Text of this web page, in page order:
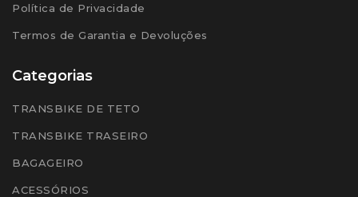
Política de Privacidade
Termos de Garantia e Devoluções
Categorias
TRANSBIKE DE TETO
TRANSBIKE TRASEIRO
BAGAGEIRO
ACESSÓRIOS